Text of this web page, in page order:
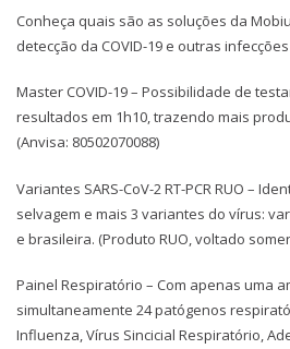
Conheça quais são as soluções da
detecção da COVID-19 e outras
Master COVID-19 – Possibilidade de
resultados em 1h10, trazendo mais
(Anvisa: 80502070088)
Variantes SARS-CoV-2 RT-PCR RUO –
selvagem e mais 3 variantes do vírus:
e brasileira. (Produto RUO, voltado
Painel Respiratório – Com apenas uma
simultaneamente 24 patógenos
Influenza, Vírus Sincicial Respiratório,